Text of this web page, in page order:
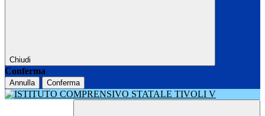
Chiudi
Conferma
Annulla Conferma